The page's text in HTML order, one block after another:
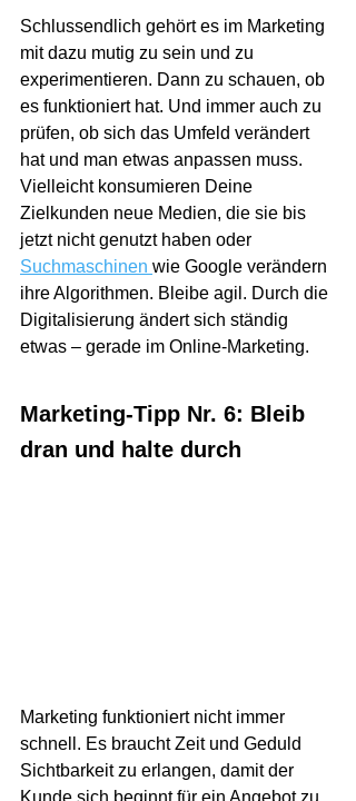
Schlussendlich gehört es im Marketing
mit dazu mutig zu sein und zu
experimentieren. Dann zu schauen, ob
es funktioniert hat. Und immer auch zu
prüfen, ob sich das Umfeld verändert
hat und man etwas anpassen muss.
Vielleicht konsumieren Deine
Zielkunden neue Medien, die sie bis
jetzt nicht genutzt haben oder
Suchmaschinen wie Google verändern
ihre Algorithmen. Bleibe agil. Durch die
Digitalisierung ändert sich ständig
etwas – gerade im Online-Marketing.
Marketing-Tipp Nr. 6: Bleib
dran und halte durch
Marketing funktioniert nicht immer
schnell. Es braucht Zeit und Geduld
Sichtbarkeit zu erlangen, damit der